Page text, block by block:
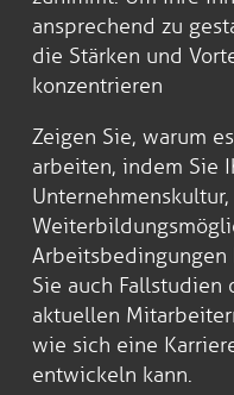
ansprechend zu
die Stärken und
konzentrieren
Zeigen Sie, warum
arbeiten, indem Sie
Unternehmenskultur,
Arbeitsbedingungen
Sie auch Fallstudien
aktuellen
wie sich eine
entwickeln kann.